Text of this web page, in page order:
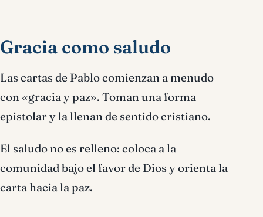
Gracia como saludo
Las cartas de Pablo comienzan a menudo
con «gracia y paz». Toman una forma
epistolar y la llenan de sentido cristiano.
El saludo no es relleno: coloca a la
comunidad bajo el favor de Dios y orienta la
carta hacia la paz.